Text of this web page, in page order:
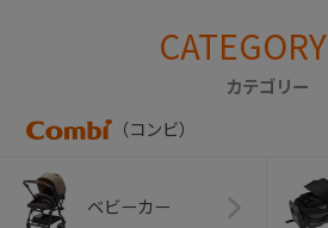
CATEGORY
カテゴリー
（コンビ）
ベビーカー